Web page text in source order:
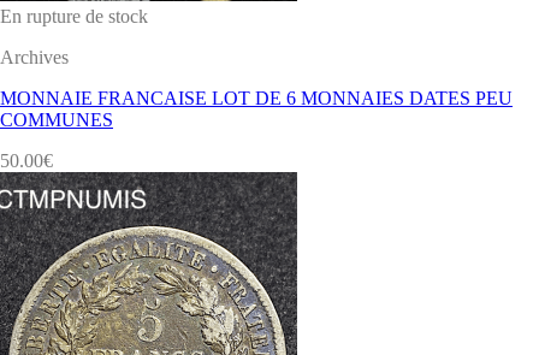
En rupture de stock
Archives
MONNAIE FRANCAISE LOT DE 6 MONNAIES DATES PEU
COMMUNES
50.00€